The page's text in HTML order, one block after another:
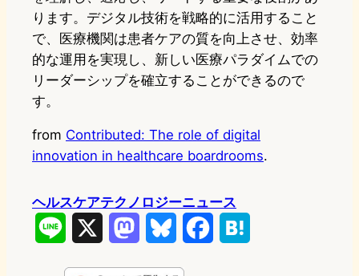
ります。デジタル技術を戦略的に活用すること
で、医療機関は患者ケアの質を向上させ、効率
的な運用を実現し、新しい医療パラダイムでの
リーダーシップを確立することができるので
す。
from Contributed: ​​The role of digital
innovation in healthcare boardrooms.
ヘルスケアテクノロジーニュース